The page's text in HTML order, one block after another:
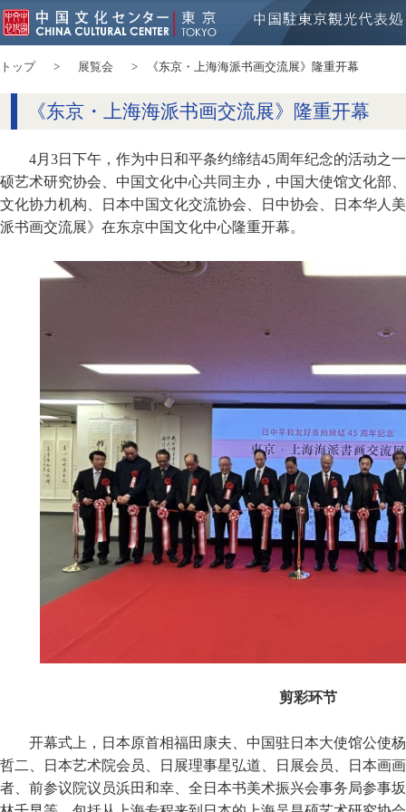
トップ 展覧会 《东京・上海海派书画交流展》隆重开幕
《东京・上海海派书画交流展》隆重开幕
4月3日下午，作为中日和平条约缔结45周年纪念的活动之
硕艺术研究协会、中国文化中心共同主办，中国大使馆文化部
文化协力机构、日本中国文化交流协会、日中协会、日本华人
派书画交流展》在东京中国文化中心隆重开幕。
剪彩环节
开幕式上，日本原首相福田康夫、中国驻日本大使馆公使
哲二、日本艺术院会员、日展理事星弘道、日展会员、日本画
者、前参议院议员浜田和幸、全日本书美术振兴会事务局参事